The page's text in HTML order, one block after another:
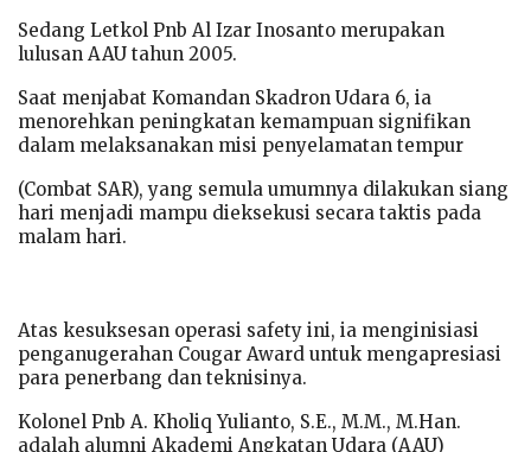
Sedang Letkol Pnb Al Izar Inosanto merupakan
lulusan AAU tahun 2005.
Saat menjabat Komandan Skadron Udara 6, ia
menorehkan peningkatan kemampuan signifikan
dalam melaksanakan misi penyelamatan tempur
(Combat SAR), yang semula umumnya dilakukan siang
hari menjadi mampu dieksekusi secara taktis pada
malam hari.
Atas kesuksesan operasi safety ini, ia menginisiasi
penganugerahan Cougar Award untuk mengapresiasi
para penerbang dan teknisinya.
Kolonel Pnb A. Kholiq Yulianto, S.E., M.M., M.Han.
adalah alumni Akademi Angkatan Udara (AAU)